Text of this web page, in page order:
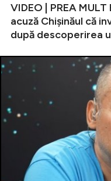
VIDEO | PREA
acuză Chișinăul că
după descoperirea